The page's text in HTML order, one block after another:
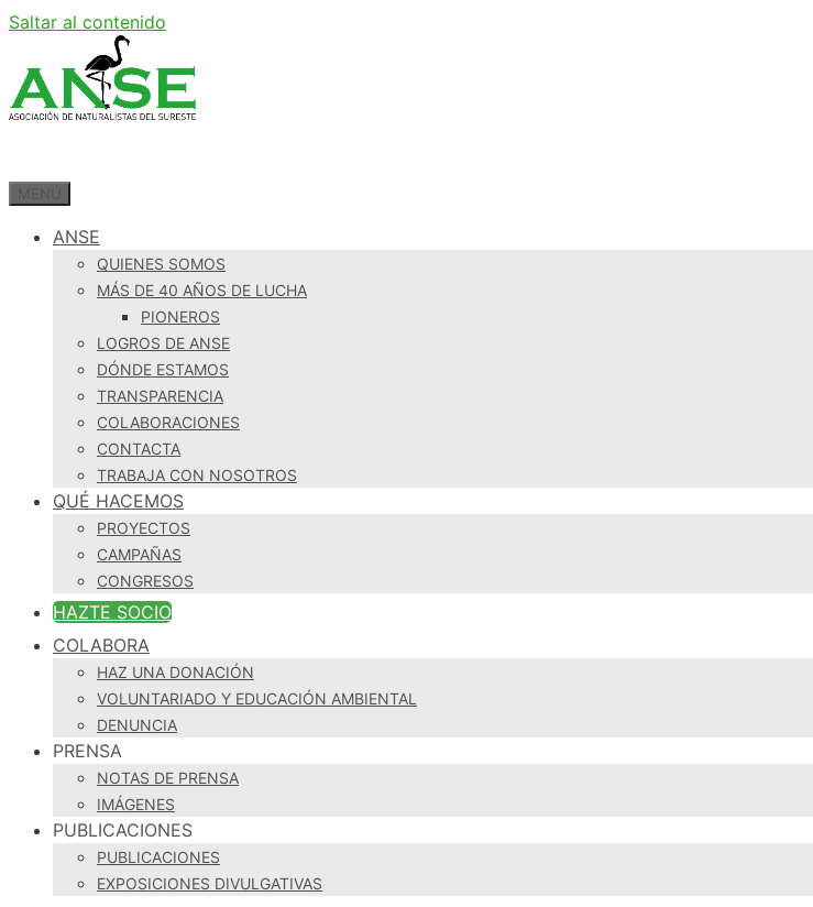
Saltar al contenido
ANSE
QUIENES SOMOS
MÁS DE 40 AÑOS DE LUCHA
PIONEROS
LOGROS DE ANSE
DÓNDE ESTAMOS
TRANSPARENCIA
COLABORACIONES
CONTACTA
TRABAJA CON NOSOTROS
QUÉ HACEMOS
PROYECTOS
CAMPAÑAS
CONGRESOS
HAZTE SOCIO
COLABORA
HAZ UNA DONACIÓN
VOLUNTARIADO Y EDUCACIÓN AMBIENTAL
DENUNCIA
PRENSA
NOTAS DE PRENSA
IMÁGENES
PUBLICACIONES
PUBLICACIONES
EXPOSICIONES DIVULGATIVAS